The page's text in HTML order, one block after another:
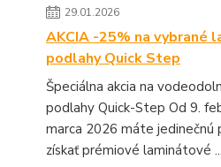
29.01.2026
AKCIA -25% na vybrané
podlahy Quick Step
Špeciálna akcia na
podlahy Quick-Step Od 9.
marca 2026 máte jedinečnú
získať prémiové laminátové ...